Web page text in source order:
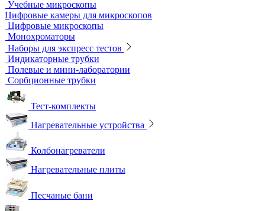
Мерная посуда
Посуда общего назначения
Центрифужные пробирки
Микроскопы
Инвертируемые микроскопы
Комплектующие к микроскопам
Лабораторные микроскопы
Люминесцентные микроскопы
Металлографические микроскопы
Объективы для микроскопов
Окуляры для микроскопов
Поляризационные микроскопы
Стереоскопические микроскопы
Учебные микроскопы
Цифровые камеры для микроскопов
Цифровые микроскопы
Монохроматоры
Наборы для экспресс тестов
Индикаторные трубки